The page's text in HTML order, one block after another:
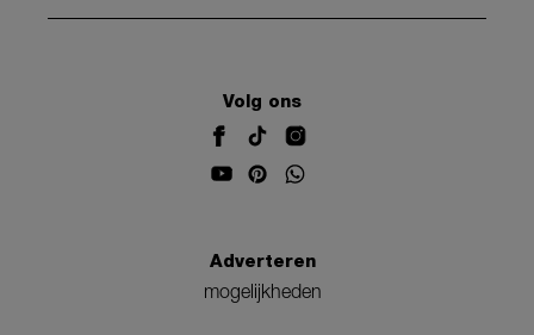
Volg ons
Adverteren
mogelijkheden